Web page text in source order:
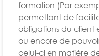
formation (Par
permettant de
obligations du client
ou encore de
celui-ci en matière